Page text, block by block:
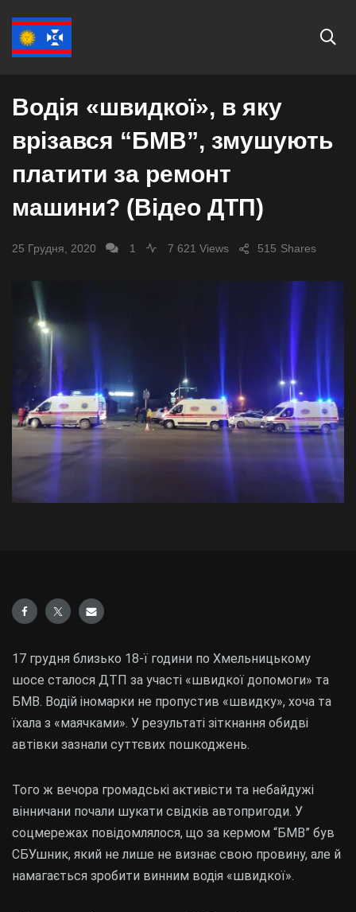
ВІДЕО
Водія «швидкої», в яку
врізався “БMВ”, змушують
платити за ремонт
машини? (Відео ДТП)
25 Грудня, 2020 1 7 621 Views Shares
515
17 грудня близько 18-ї години по Хмельницькому
шосе сталося ДТП за участі «швидкої допомоги» та
БМВ. Водій іномарки не пропустив «швидку», хоча та
їхала з «маячками». У результаті зіткнання обидві
автівки зазнали суттєвих пошкоджень.
Того ж вечора громадські активісти та небайдужі
вінничани почали шукати свідків автопригоди. У
соцмережах повідомлялося, що за кермом “БМВ” був
СБУшник, який не лише не визнає свою провину, але й
намагається зробити винним водія «швидкої».